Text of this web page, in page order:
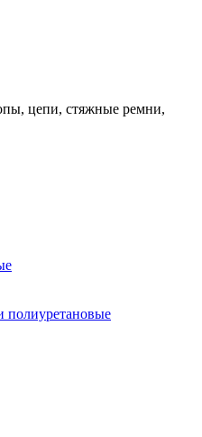
цепи, стяжные ремни,
полиуретановые